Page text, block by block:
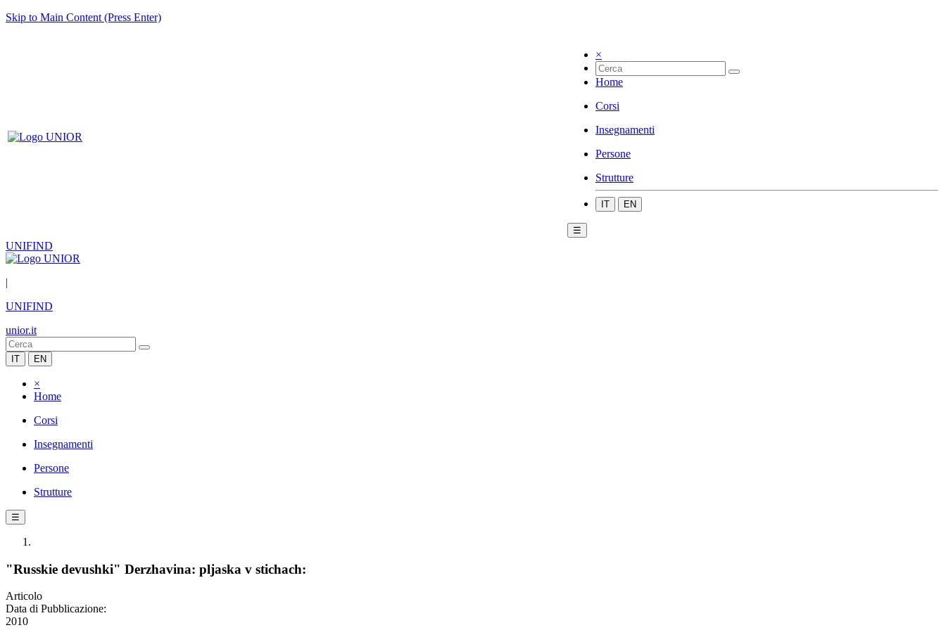
Skip to Main Content (Press Enter)
×
Home
Corsi
Insegnamenti
Persone
Strutture
IT EN
☰
UNIFIND
|
UNIFIND
unior.it
IT EN
×
Home
Corsi
Insegnamenti
Persone
Strutture
☰
"Russkie devushki" Derzhavina: pljaska v stichach:
Articolo
Data di Pubblicazione:
2010